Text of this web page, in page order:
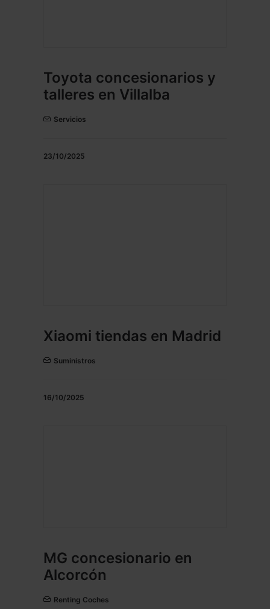
Toyota concesionarios y
talleres en Villalba
Servicios
23/10/2025
Xiaomi tiendas en Madrid
Suministros
16/10/2025
MG concesionario en
Alcorcón
Renting Coches